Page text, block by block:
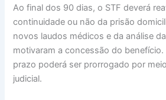
Ao final dos 90 dias, o STF deverá
continuidade ou não da prisão
novos laudos médicos e da análise
motivaram a concessão do
prazo poderá ser prorrogado por
judicial.